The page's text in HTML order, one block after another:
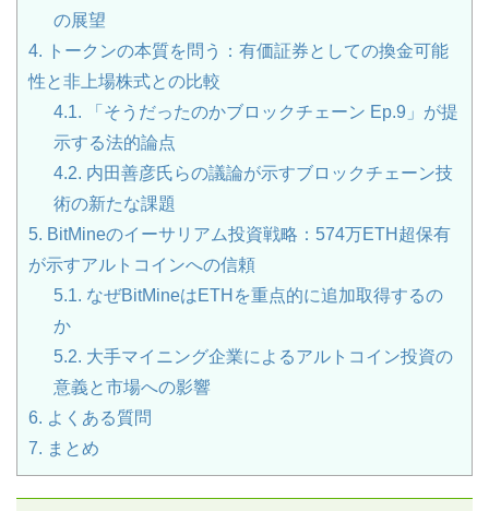
の展望
4. トークンの本質を問う：有価証券としての換金可能
性と非上場株式との比較
4.1. 「そうだったのかブロックチェーン Ep.9」が提
示する法的論点
4.2. 内田善彦氏らの議論が示すブロックチェーン技
術の新たな課題
5. BitMineのイーサリアム投資戦略：574万ETH超保有
が示すアルトコインへの信頼
5.1. なぜBitMineはETHを重点的に追加取得するの
か
5.2. 大手マイニング企業によるアルトコイン投資の
意義と市場への影響
6. よくある質問
7. まとめ